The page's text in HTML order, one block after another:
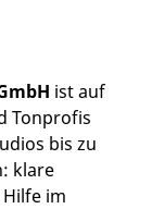
ist auf
Tonprofis
bis zu
klare
im